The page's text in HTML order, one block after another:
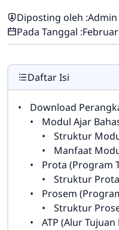
Diposting oleh :Admin
Pada Tanggal :
Daftar Isi
Download Perangkat
Modul Ajar
Struktur
Manfaat Modul Ajar
Prota (Program
Struktur Prota
Prosem (Program
Struktur
ATP (Alur Tujuan